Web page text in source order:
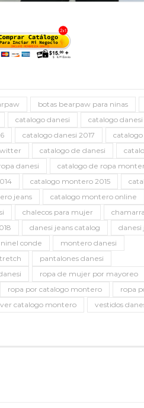
botas bearpaw para ninas
catalogo danesi
catalogo danesi
catalogo danesi 2017
catalogo
catalogo de danesi
danesi
catalogo de ropa
catalogo montero 2015
jeans
catalogo montero online
chalecos para mujer
danesi jeans catalog
danesi
conde
montero danesi
pantalones danesi
ropa de mujer por mayoreo
ropa por catalogo montero
ropa
ver catalogo montero
vestidos